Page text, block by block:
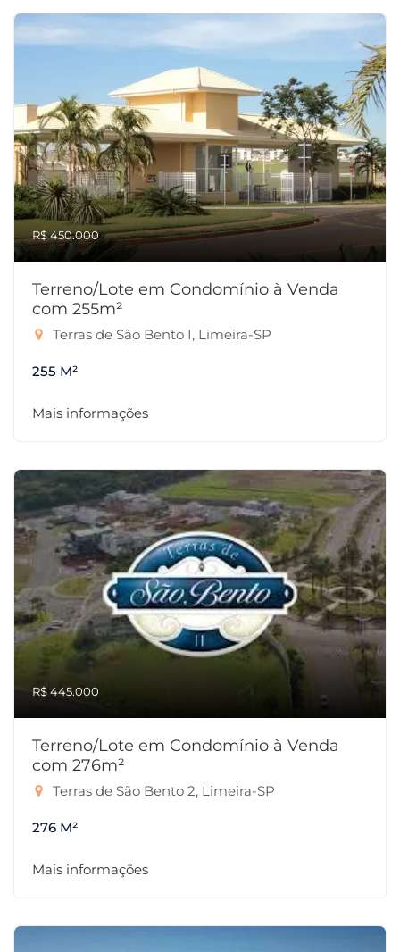
R$ 450.000
Terreno/Lote em Condomínio à Venda
com 255m²
Terras de São Bento I, Limeira-SP
255 M²
Mais informações
R$ 445.000
Terreno/Lote em Condomínio à Venda
com 276m²
Terras de São Bento 2, Limeira-SP
276 M²
Mais informações